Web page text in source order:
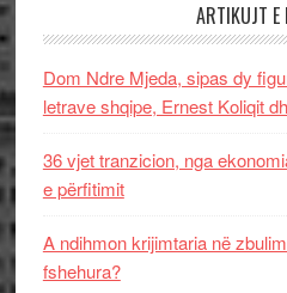
ARTIKUJT E
Dom Ndre Mjeda, sipas dy
letrave shqipe, Ernest Koliqit
36 vjet tranzicion, nga
e përfitimit
A ndihmon krijimtaria në
fshehura?